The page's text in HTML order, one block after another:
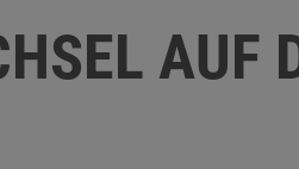
AUF